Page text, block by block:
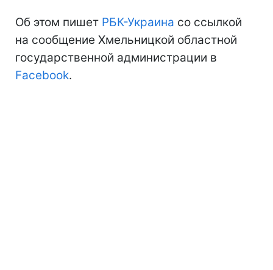
Об этом пишет РБК-Украина со ссылкой
на сообщение Хмельницкой областной
государственной администрации в
Facebook.